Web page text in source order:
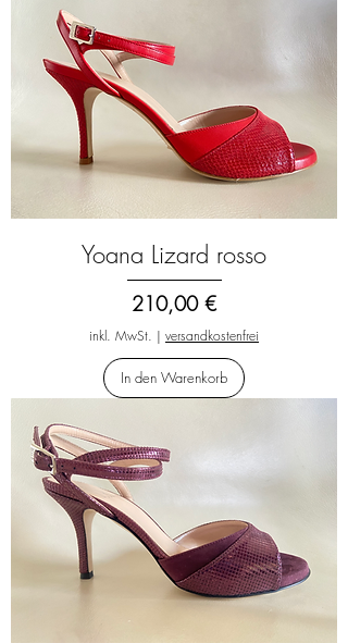
Yoana Lizard rosso
Preis
210,00 €
inkl. MwSt. | versandkostenfrei
In den Warenkorb